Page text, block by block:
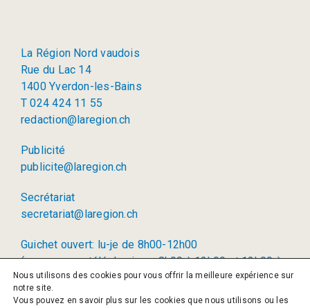
La Région Nord vaudois
Rue du Lac 14
1400 Yverdon-les-Bains
T 024 424 11 55
redaction@laregion.ch
Publicité
publicite@laregion.ch
Secrétariat
secretariat@laregion.ch
Guichet ouvert: lu-je de 8h00-12h00
(permanence téléphonique: 8h00 à 12h00 et 13h00 à
17h00)
Nous utilisons des cookies pour vous offrir la meilleure expérience sur
notre site.
Vous pouvez en savoir plus sur les cookies que nous utilisons ou les